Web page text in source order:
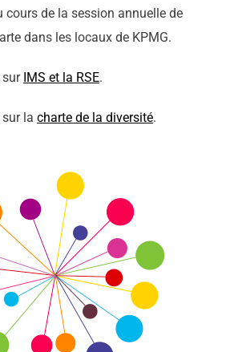
cours de la session annuelle de
dans les locaux de KPMG.
sur IMS et la RSE.
la charte de la diversité.